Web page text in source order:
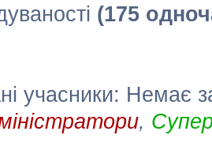
(175
учасники: Немає
,